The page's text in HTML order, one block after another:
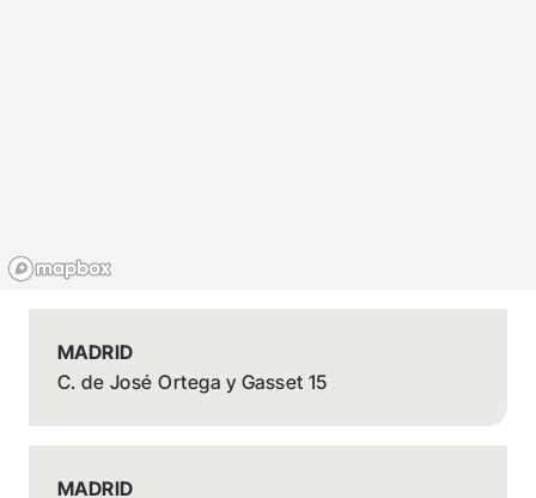
MADRID
C. de José Ortega y Gasset 15
MADRID